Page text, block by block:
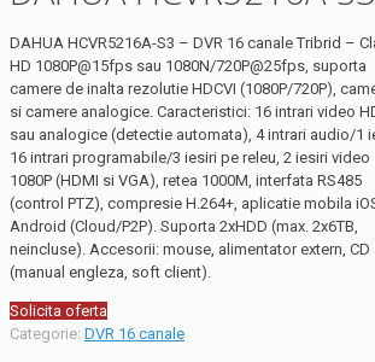
DAHUA HCVR5216A-S3 – DVR 16 canale Tribrid –
HD 1080P@15fps sau 1080N/720P@25fps, suporta
camere de inalta rezolutie HDCVI (1080P/720P),
si camere analogice. Caracteristici: 16 intrari video
sau analogice (detectie automata), 4 intrari audio/1
16 intrari programabile/3 iesiri pe releu, 2 iesiri video
1080P (HDMI si VGA), retea 1000M, interfata RS485
(control PTZ), compresie H.264+, aplicatie mobila
Android (Cloud/P2P). Suporta 2xHDD (max. 2x6TB,
neincluse). Accesorii: mouse, alimentator extern, CD
(manual engleza, soft client).
Solicita oferta
Categorie: DVR 16 canale